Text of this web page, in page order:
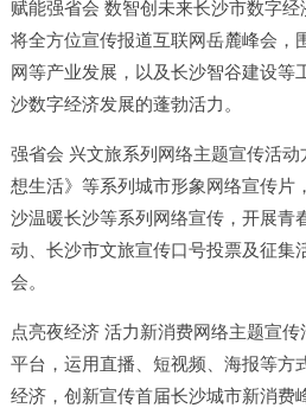
赋能强省会 数智创未来长沙市数字经
将全方位宣传报道互联网岳麓峰会，
网等产业发展，以及长沙智谷建设等
沙数字经济发展的蓬勃活力。
强省会 兴文旅系列网络主题宣传活
想生活》等系列城市形象网络宣传片
沙温暖长沙等系列网络宣传，开展青
动、长沙市文旅宣传口号投票及征集
会。
点亮夜经济 活力新消费网络主题宣
平台，运用直播、短视频、海报等方
经济，创新宣传首届长沙城市新消费